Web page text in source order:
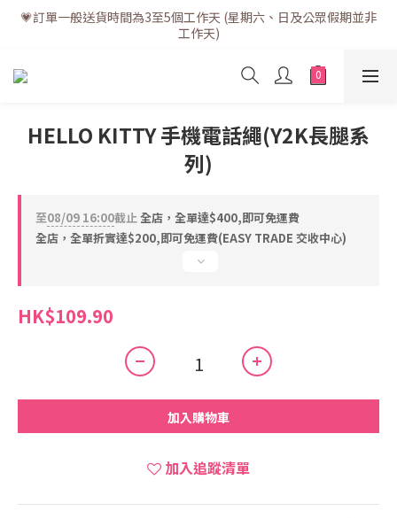
💗訂單一般送貨時間為3至5個工作天 (星期六、日及公眾假期並非
工作天)
💗訂單一般送貨時間為3至5個工作天 (星期六、日及公眾假期並非
工作天)
💗折實滿$400免運費 | 滿$200免自取點運費
💗立即下載全新會員APP享有專屬會員禮遇
💗訂單一般送貨時間為3至5個工作天 (星期六、日及公眾假期並非
工作天)
HELLO KITTY 手機電話繩(Y2K長腿系
列)
至08/09 16:00截止全店，全單達$400,即可免運費
全店，全單折實達$200,即可免運費(EASY TRADE 交收中心)
HK$109.90
加入購物車
加入追蹤清單